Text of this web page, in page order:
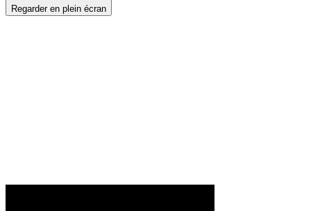
Regarder en plein écran